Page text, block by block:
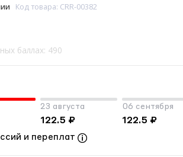
Код товара: CRR-00382
баллах: 490
23 августа
122.5 ₽
06 сентября
122.5 ₽
и переплат